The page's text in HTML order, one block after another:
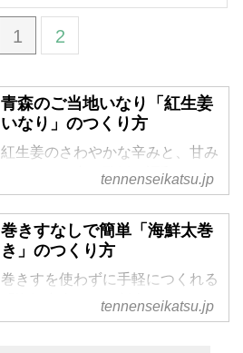
1 2
青森のご当地いなり「紅生姜
いなり」のつくり方
紅生姜のさわやかな辛みと、甘み
のあるもち米の酢飯が調和する
「紅生姜いなり」。青森で親しま
れているご当地いなりのひとつで
す。本記事では、料理研究家・し
らいのりこさんの著書『おいなり
さんとのり巻きさん』から、その
つくり方を紹介します。いつもの
いなり寿司とはひと味違うおいし
tennenseikatsu.jp
巻きすなしで簡単「海鮮太巻
き」のつくり方
巻きすを使わずに手軽につくれる
「海鮮太巻き」。刺身をあらかじ
めわさび醤油で和えておくこと
tennenseikatsu.jp